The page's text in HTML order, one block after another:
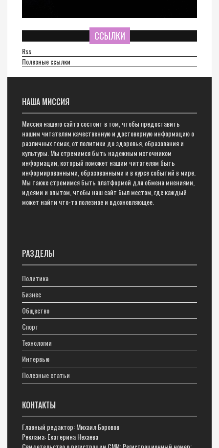
ССЫЛКИ
Rss
Полезные ссылки
НАША МИССИЯ
Миссия нашего сайта состоит в том, чтобы предоставить
нашим читателям качественную и достоверную информацию о
различных темах, от политики до здоровья, образования и
культуры. Мы стремимся быть надежным источником
информации, который поможет нашим читателям быть
информированными, образованными и в курсе событий в мире.
Мы также стремимся быть платформой для обмена мнениями,
идеями и опытом, чтобы наш сайт был местом, где каждый
может найти что-то полезное и вдохновляющее.
РАЗДЕЛЫ
Политика
Бизнес
Общество
Спорт
Технологии
Интервью
Полезные статьи
КОНТАКТЫ
Главный редактор: Михаил Боровов
Реклама: Екатерина Нехаева